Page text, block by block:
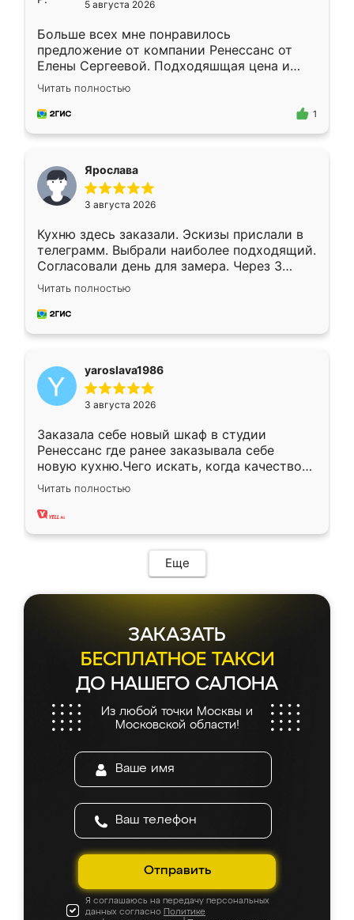
5 августа 2026
Больше всех мне понравилось
предложение от компании Ренессанс от
Елены Сергеевой. Подходяшщая цена и
короткие сроки изготовления. Приехавший
для замера сотрудник Владислав
предложил по моему эскизу самый
Читать полностью
1
Ярослава
3 августа 2026
Кухню здесь заказали. Эскизы прислали в
телеграмм. Выбрали наиболее подходящий.
Согласовали день для замера. Через 3
недели кухня была уже готова. Остались
довольны работой. Спасибо Ренессанс
мебель за качественную работу!
Читать полностью
yaroslava1986
3 августа 2026
Заказала себе новый шкаф в студии
Ренессанс где ранее заказывала себе
новую кухню.Чего искать, когда качеством
вполне довольна. Служит кухня уже почти
два года, нареканий нет.
Читать полностью
Еще
ЗАКАЗАТЬ
БЕСПЛАТНОЕ ТАКСИ
ДО НАШЕГО САЛОНА
Из любой точки Москвы и
Московской области!
Отправить
Я соглашаюсь на передачу персональных
данных согласно Политике